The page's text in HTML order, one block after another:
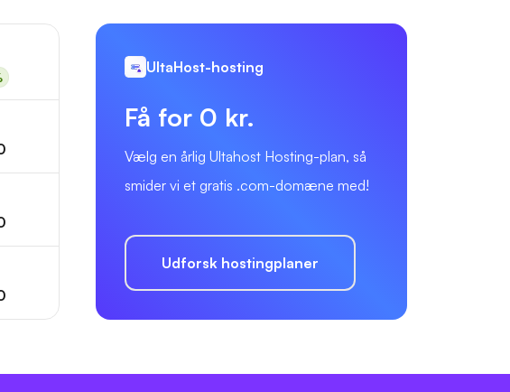
UltaHost-hosting
Få for 0 kr.
Vælg en årlig Ultahost Hosting-plan, så
smider vi et gratis .com-domæne med!
Udforsk hostingplaner